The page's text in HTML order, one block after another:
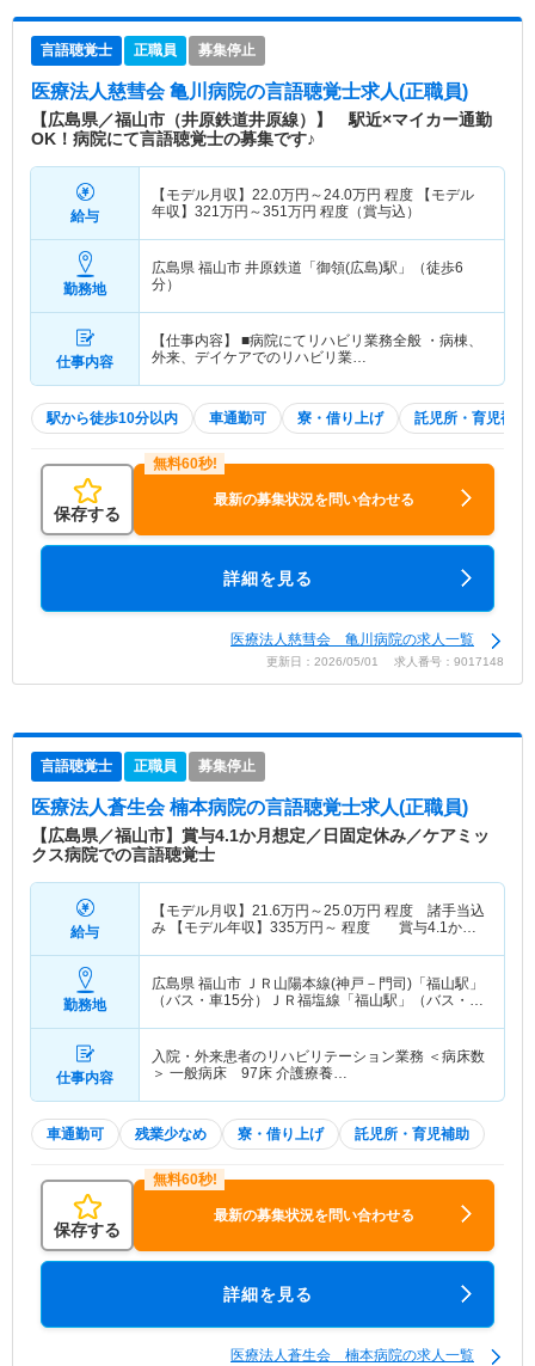
言語聴覚士 正職員 募集停止
医療法人慈彗会 亀川病院の言語聴覚士求人(正職員)
【広島県／福山市（井原鉄道井原線）】 駅近×マイカー通勤
OK！病院にて言語聴覚士の募集です♪
給与
【モデル月収】 22.0万円～24.0万円 程度 【モデル
年収】 321万円～351万円 程度（賞与込）
勤務地
広島県 福山市 井原鉄道「御領(広島)駅」（徒歩6
分）
仕事内容
【仕事内容】 ■病院にてリハビリ業務全般 ・病棟、
外来、デイケアでのリハビリ業…
駅から徒歩10分以内 車通勤可 寮・借り上げ 託児所・育児補助
保存する
最新の募集状況を問い合わせる
詳細を見る
医療法人慈彗会 亀川病院の求人一覧
更新日：2026/05/01 求人番号：9017148
言語聴覚士 正職員 募集停止
医療法人蒼生会 楠本病院の言語聴覚士求人(正職員)
【広島県／福山市】賞与4.1か月想定／日固定休み／ケアミッ
クス病院での言語聴覚士
給与
【モデル月収】 21.6万円～25.0万円 程度 諸手当込
み 【モデル年収】 335万円～ 程度 賞与4.1か月
勤務地
広島県 福山市 ＪＲ山陽本線(神戸－門司)「福山駅」
（バス・車15分）ＪＲ福塩線「福山駅」（バス・車
仕事内容
入院・外来患者のリハビリテーション業務 ＜病床数
＞ 一般病床 97床 介護療養…
車通勤可 残業少なめ 寮・借り上げ 託児所・育児補助
保存する
最新の募集状況を問い合わせる
詳細を見る
医療法人蒼生会 楠本病院の求人一覧